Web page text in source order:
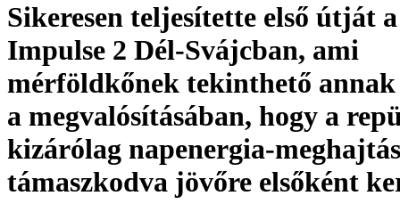
Sikeresen teljesítette első útját
Impulse 2 Dél-Svájcban, ami
mérföldkőnek tekinthető annak
a megvalósításában, hogy a
kizárólag napenergia-
támaszkodva jövőre elsőként